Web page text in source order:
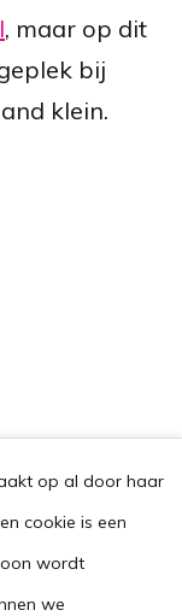
, maar op dit
bij
klein.
op al door haar
cookie is een
wordt
we